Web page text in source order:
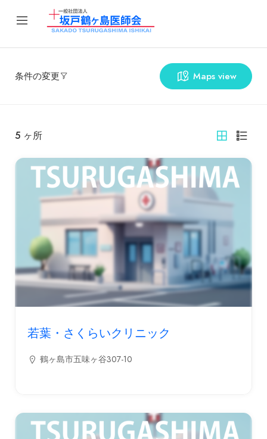
条件の変更 Maps view
5 ヶ所
若葉・さくらいクリニック
鶴ヶ島市五味ヶ谷307-10